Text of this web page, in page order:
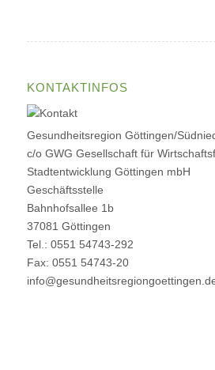
KONTAKTINFOS
Gesundheitsregion Göttingen/
c/o GWG Gesellschaft für
Stadtentwicklung Göttingen mbH
Geschäftsstelle
Bahnhofsallee 1b
37081 Göttingen
Tel.: 0551 54743-292
Fax: 0551 54743-20